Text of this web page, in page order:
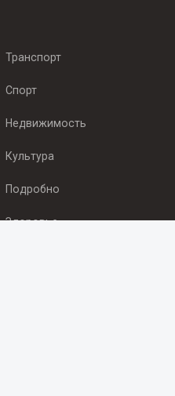
Транспорт
Спорт
Недвижимость
Культура
Подробно
Здоровье